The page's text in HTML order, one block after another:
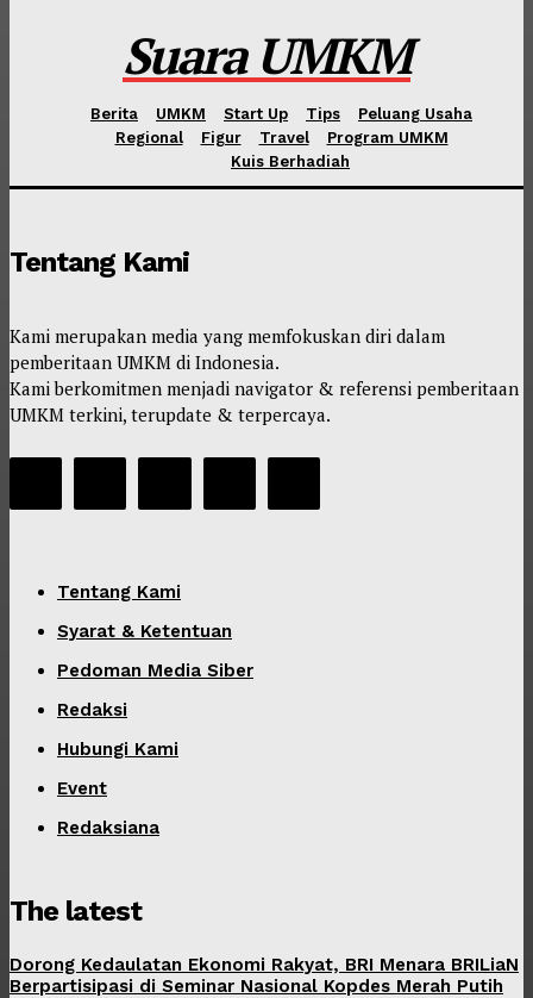
Suara UMKM
Berita UMKM Start Up Tips
Peluang Usaha
Regional
Figur Travel
Program UMKM
Kuis Berhadiah
Tentang Kami
Kami merupakan media yang memfokuskan diri dalam
pemberitaan UMKM di Indonesia.
Kami berkomitmen menjadi navigator & referensi pemberitaan
UMKM terkini, terupdate & terpercaya.
Tentang Kami
Syarat & Ketentuan
Pedoman Media Siber
Redaksi
Hubungi Kami
Event
Redaksiana
The latest
Dorong Kedaulatan Ekonomi Rakyat, BRI Menara BRILiaN
Berpartisipasi di Seminar Nasional Kopdes Merah Putih